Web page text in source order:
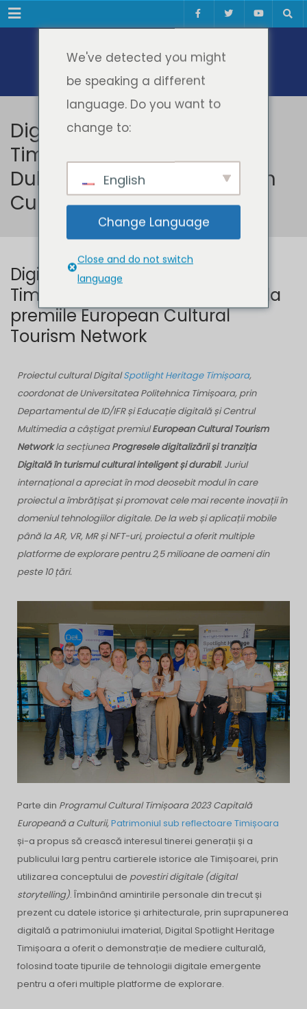
Meniul
Digital Spotlight Heritage
Timișoara, câștigător la
Dublin, la premiile European
Cultural Tourism Network
Digital Spotlight Heritage
Timișoara, câștigător la Dublin, la
premiile European Cultural
Tourism Network
Proiectul cultural DigitalSpotlight Heritage Timișoara,
coordonat de Universitatea Politehnica Timișoara, prin
Departamentul de ID/IFR și Educație digitală și Centrul
Multimedia a câștigat premiulEuropean Cultural Tourism
Networkla secțiuneaProgresele digitalizării și tranziția
Digitală în turismul cultural inteligent și durabil. Juriul
internațional a apreciat în mod deosebit modul în care
proiectul a îmbrățișat și promovat cele mai recente inovații în
domeniul tehnologiilor digitale. De la web și aplicații mobile
până la AR, VR, MR și NFT-uri, proiectul a oferit multiple
platforme de explorare pentru 2,5 milioane de oameni din
peste 10 țări.
Parte din Programul Cultural Timișoara 2023 Capitală
Europeană a Culturii,Patrimoniul sub reflectoare Timișoara
și-a propus să crească interesul tinerei generații și a
publicului larg pentru cartierele istorice ale Timișoarei, prin
utilizarea conceptului de povestiri digitale (digital
storytelling). Îmbinând amintirile personale din trecut și
prezent cu datele istorice și arhitecturale, prin suprapunerea
digitală a patrimoniului imaterial, Digital Spotlight Heritage
Timișoara a oferit o demonstrație de mediere culturală,
folosind toate tipurile de tehnologii digitale emergente
pentru a oferi multiple platforme de explorare.
We've detected you might
be speaking a different
language. Do you want to
change to:
English
Change Language
Close and do not switch
language